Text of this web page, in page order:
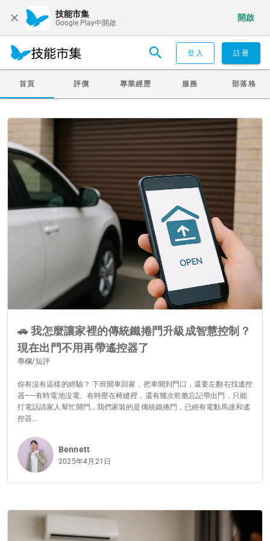
技能市集
Google Play中開啟
開啟
登入 註冊
首頁 評價 專業經歷 服務 部落格
🚗 我怎麼讓家裡的傳統鐵捲門升級成智慧控制？
現在出門不用再帶遙控器了
專欄/短評
你有沒有這樣的經驗？ 下班開車回家，把車開到門口，還要左翻右找遙控
器——有時電池沒電、有時壓在椅縫裡，還有幾次乾脆忘記帶出門，只能
打電話請家人幫忙開門… 我們家裝的是傳統鐵捲門，已經有電動馬達和遙
控器...
Bennett
2025年4月21日